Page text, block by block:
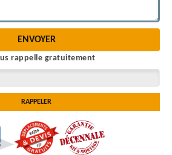
rappelle gratuitement